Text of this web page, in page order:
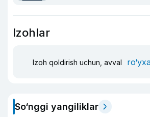
Izohlar
Izoh qoldirish uchun, avval
So‘nggi yangiliklar